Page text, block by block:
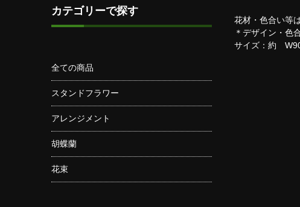
花材・色合い等
＊デザイン・色
サイズ：約
カテゴリーで探す
全ての商品
スタンドフラワー
アレンジメント
胡蝶蘭
花束